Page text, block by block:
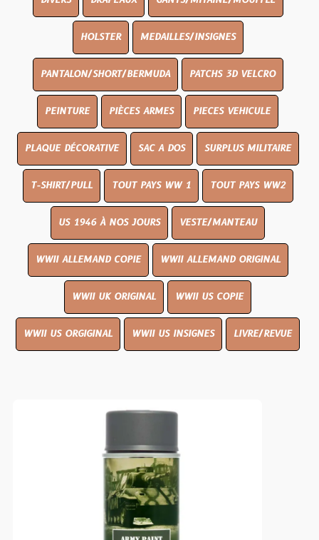
HOLSTER MEDAILLES/INSIGNES
PANTALON/SHORT/BERMUDA PATCHS 3D VELCRO
PEINTURE PIÈCES ARMES PIECES VEHICULE
PLAQUE DÉCORATIVE SAC A DOS SURPLUS MILITAIRE
T-SHIRT/PULL TOUT PAYS WW 1 TOUT PAYS WW2
US 1946 À NOS JOURS VESTE/MANTEAU
WWII ALLEMAND COPIE WWII ALLEMAND ORIGINAL
WWII UK ORIGINAL WWII US COPIE
WWII US ORGIGINAL WWII US INSIGNES LIVRE/REVUE